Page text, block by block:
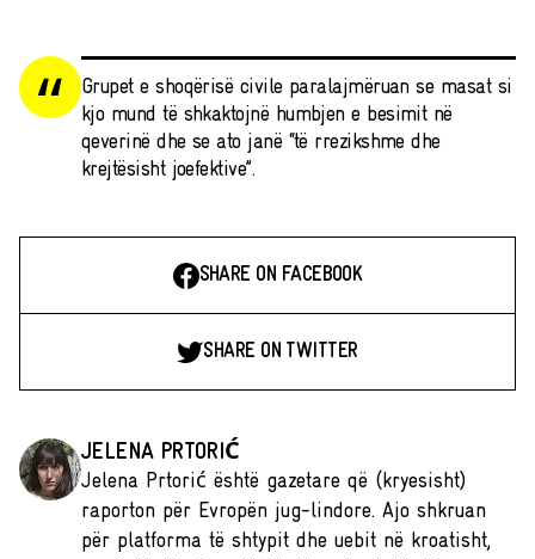
Grupet e shoqërisë civile paralajmëruan se masat si
kjo mund të shkaktojnë humbjen e besimit në
qeverinë dhe se ato janë “të rrezikshme dhe
krejtësisht joefektive”.
SHARE ON FACEBOOK
SHARE ON TWITTER
JELENA PRTORIĆ
Jelena Prtorić është gazetare që (kryesisht)
raporton për Evropën jug-lindore. Ajo shkruan
për platforma të shtypit dhe uebit në kroatisht,